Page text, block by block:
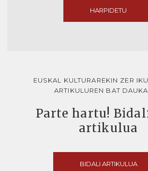
HARPIDETU
EUSKAL KULTURAREKIN ZER
ARTIKULUREN BAT
Parte hartu!
artikulua
BIDALI ARTIKULUA